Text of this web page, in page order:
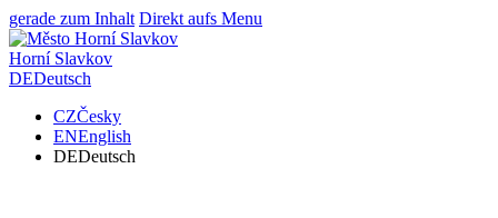
gerade zum Inhalt Direkt aufs Menu
Horní Slavkov
DEDeutsch
CZČesky
ENEnglish
DEDeutsch